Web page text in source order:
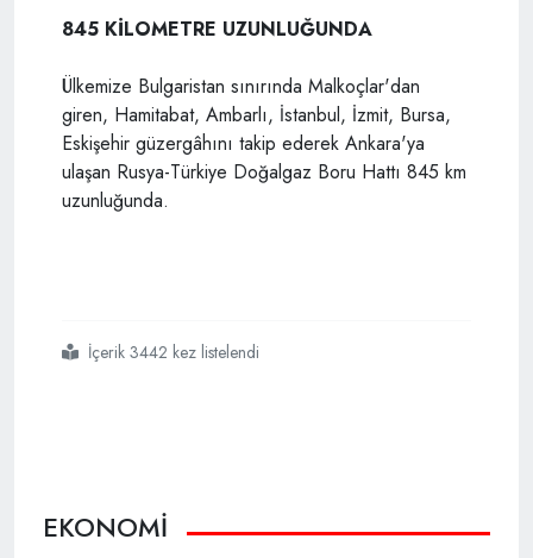
845 KİLOMETRE UZUNLUĞUNDA
Ülkemize Bulgaristan sınırında Malkoçlar'dan
giren, Hamitabat, Ambarlı, İstanbul, İzmit, Bursa,
Eskişehir güzergâhını takip ederek Ankara'ya
ulaşan Rusya-Türkiye Doğalgaz Boru Hattı 845 km
uzunluğunda.
#rusya
#türk akımı doğalgaz boru hattı
İçerik 3442 kez listelendi
EKONOMİ